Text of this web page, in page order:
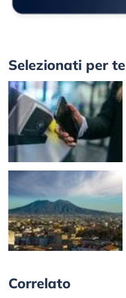
Selezionati per te
Correlato